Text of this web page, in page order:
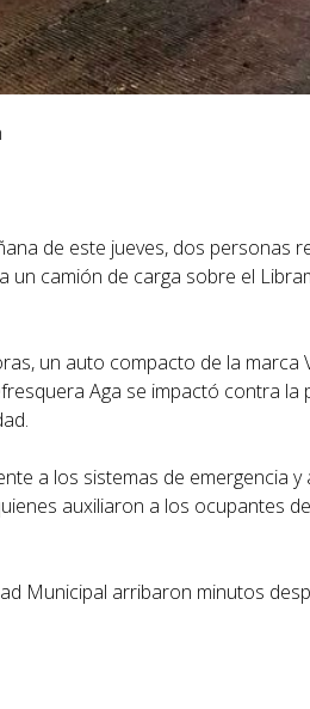
de este jueves, dos personas
un camión de carga sobre el
un auto compacto de la marca
Aga se impactó contra
a los sistemas de emergencia
auxiliaron a los ocupantes
Municipal arribaron minutos